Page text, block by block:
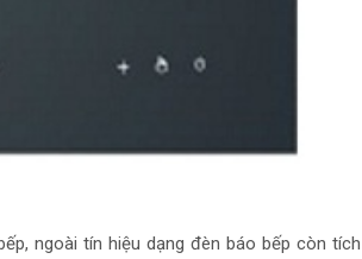
ngoài tín hiệu dạng đèn báo bếp còn tích